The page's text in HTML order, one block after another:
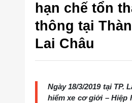
hạn chế tổn
thông tại
Lai Châu
Ngày 18/3/2019 tại TP.
hiểm xe cơ giới – Hiệp